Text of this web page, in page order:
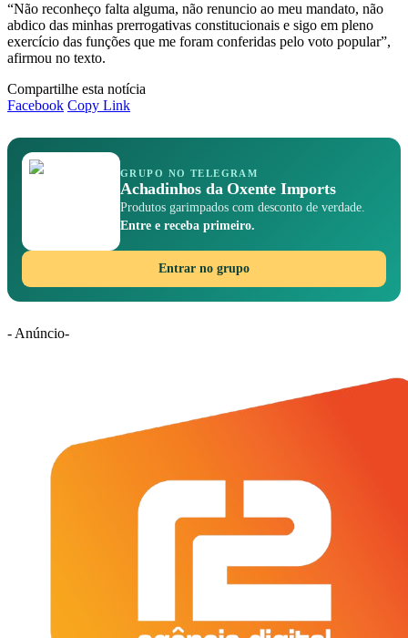
“Não reconheço falta alguma, não renuncio ao meu mandato, não
abdico das minhas prerrogativas constitucionais e sigo em pleno
exercício das funções que me foram conferidas pelo voto popular”,
afirmou no texto.
Compartilhe esta notícia
Facebook Copy Link
GRUPO NO TELEGRAM
Achadinhos da Oxente Imports
Produtos garimpados com desconto de verdade.
Entre e receba primeiro.
Entrar no grupo
- Anúncio-